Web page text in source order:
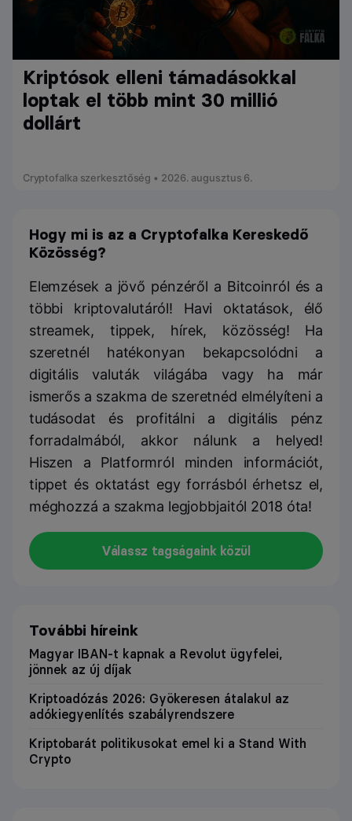
Kriptósok elleni támadásokkal
loptak el több mint 30 millió
dollárt
Cryptofalka szerkesztőség • 2026. augusztus 6.
Hogy mi is az a Cryptofalka Kereskedő
Közösség?
Elemzések a jövő pénzéről a Bitcoinról és a
többi kriptovalutáról! Havi oktatások, élő
streamek, tippek, hírek, közösség! Ha
szeretnél hatékonyan bekapcsolódni a
digitális valuták világába vagy ha már
ismerős a szakma de szeretnéd elmélyíteni a
tudásodat és profitálni a digitális pénz
forradalmából, akkor nálunk a helyed!
Hiszen a Platformról minden információt,
tippet és oktatást egy forrásból érhetsz el,
méghozzá a szakma legjobbjaitól 2018 óta!
Válassz tagságaink közül
További híreink
Magyar IBAN-t kapnak a Revolut ügyfelei,
jönnek az új díjak
Kriptoadózás 2026: Gyökeresen átalakul az
adókiegyenlítés szabályrendszere
Kriptobarát politikusokat emel ki a Stand With
Crypto